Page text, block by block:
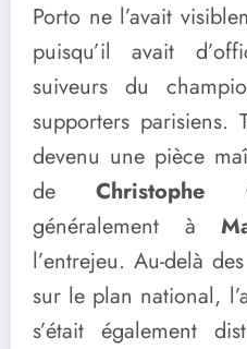
Porto ne l’avait
puisqu’il avait
suiveurs du
supporters parisiens.
devenu une pièce
deChristophe
généralement à
l’entrejeu. Au-delà
sur le plan national,
s’était également